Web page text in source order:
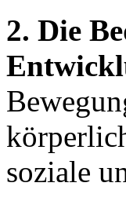
2. Die
soziale